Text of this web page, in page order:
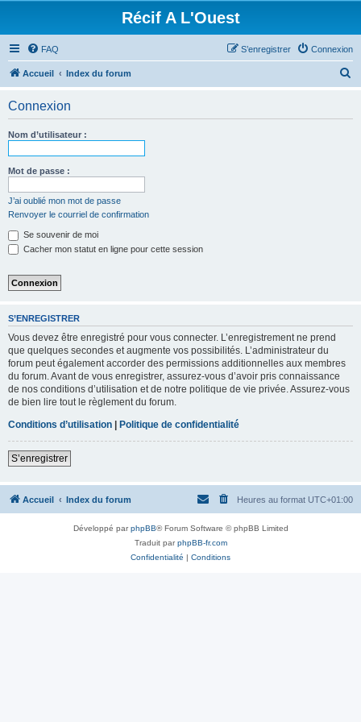
Récif A L'Ouest
FAQ Connexion
S’enregistrer
Accueil Index du forum
Connexion
Nom d’utilisateur :
Mot de passe :
J’ai oublié mon mot de passe
Renvoyer le courriel de confirmation
Se souvenir de moi
Cacher mon statut en ligne pour cette session
S’ENREGISTRER
Vous devez être enregistré pour vous connecter. L’enregistrement ne prend
que quelques secondes et augmente vos possibilités. L’administrateur du
forum peut également accorder des permissions additionnelles aux membres
du forum. Avant de vous enregistrer, assurez-vous d’avoir pris connaissance
de nos conditions d’utilisation et de notre politique de vie privée. Assurez-vous
de bien lire tout le règlement du forum.
Conditions d’utilisation | Politique de confidentialité
S’enregistrer
Accueil Index du forum Heures au format UTC+01:00
Développé parphpBB® Forum Software © phpBB Limited
Traduit parphpBB-fr.com
Confidentialité | Conditions